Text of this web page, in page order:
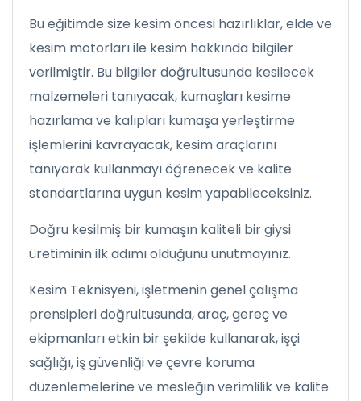
Bu eğitimde size kesim öncesi hazırlıklar, elde ve
kesim motorları ile kesim hakkında bilgiler
verilmiştir. Bu bilgiler doğrultusunda kesilecek
malzemeleri tanıyacak, kumaşları kesime
hazırlama ve kalıpları kumaşa yerleştirme
işlemlerini kavrayacak, kesim araçlarını
tanıyarak kullanmayı öğrenecek ve kalite
standartlarına uygun kesim yapabileceksiniz.
Doğru kesilmiş bir kumaşın kaliteli bir giysi
üretiminin ilk adımı olduğunu unutmayınız.
Kesim Teknisyeni, işletmenin genel çalışma
prensipleri doğrultusunda, araç, gereç ve
ekipmanları etkin bir şekilde kullanarak, işçi
sağlığı, iş güvenliği ve çevre koruma
düzenlemelerine ve mesleğin verimlilik ve kalite